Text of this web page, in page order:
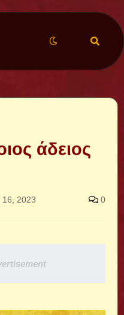
άδειος
16, 2023 0